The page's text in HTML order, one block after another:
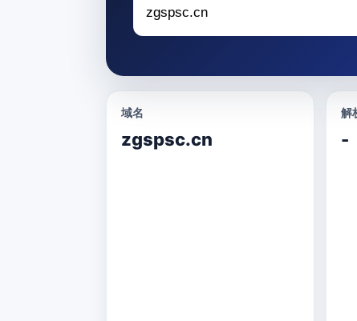
域名
zgspsc.cn
解
-